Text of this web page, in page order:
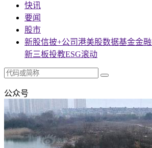
快讯
要闻
股市
新股信披+公司港美股数据基金金融
新三板投教ESG滚动
公众号